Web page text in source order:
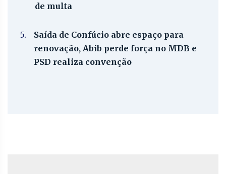
de multa
5.
Saída de Confúcio abre espaço para
renovação, Abib perde força no MDB e
PSD realiza convenção